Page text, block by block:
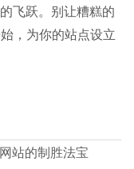
飞跃。别让糟糕的
，为你的站点设立
站的制胜法宝